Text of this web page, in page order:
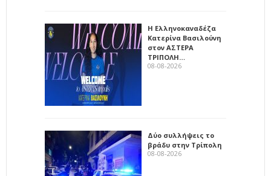
Η Ελληνοκαναδέζα
Κατερίνα Βασιλούνη
στον ΑΣΤΕΡΑ
ΤΡΙΠΟΛΗ…
08-08-2026
Δύο συλλήψεις το
βράδυ στην Τρίπολη
08-08-2026